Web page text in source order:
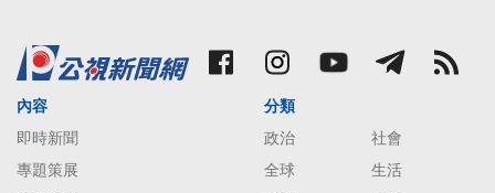
內容
即時新聞
專題策展
分類
政治
社會
全球
生活